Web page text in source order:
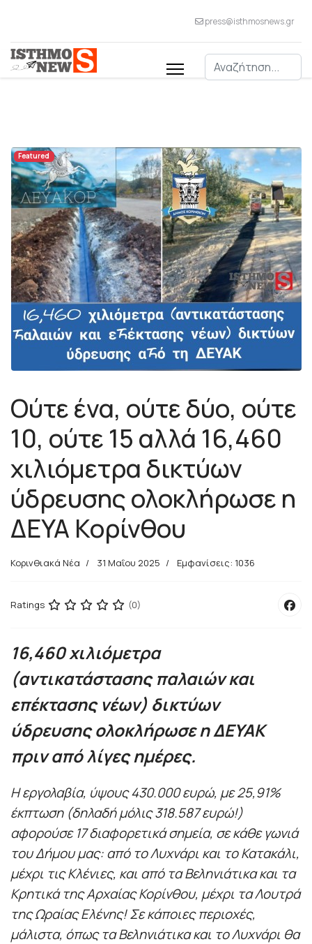
press@isthmosnews.gr
Αναζήτηση
Featured
Ούτε ένα, ούτε δύο, ούτε
10, ούτε 15 αλλά 16,460
χιλιόμετρα δικτύων
ύδρευσης ολοκλήρωσε η
ΔΕΥΑ Κορίνθου
Κορινθιακά Νέα 31 Μαΐου 2025 Εμφανίσεις: 1036
Ratings (0)
16,460 χιλιόμετρα
(αντικατάστασης παλαιών και
επέκτασης νέων) δικτύων
ύδρευσης ολοκλήρωσε η ΔΕΥΑΚ
πριν από λίγες ημέρες.
Η εργολαβία, ύψους 430.000 ευρώ, με 25,91%
έκπτωση (δηλαδή μόλις 318.587 ευρώ!)
αφορούσε 17 διαφορετικά σημεία, σε κάθε γωνιά
του Δήμου μας: από το Λυχνάρι και το Κατακάλι,
μέχρι τις Κλένιες, και από τα Βεληνιάτικα και τα
Κρητικά της Αρχαίας Κορίνθου, μέχρι τα Λουτρά
της Ωραίας Ελένης! Σε κάποιες περιοχές,
μάλιστα, όπως τα Βεληνιάτικα και το Λυχνάρι θα